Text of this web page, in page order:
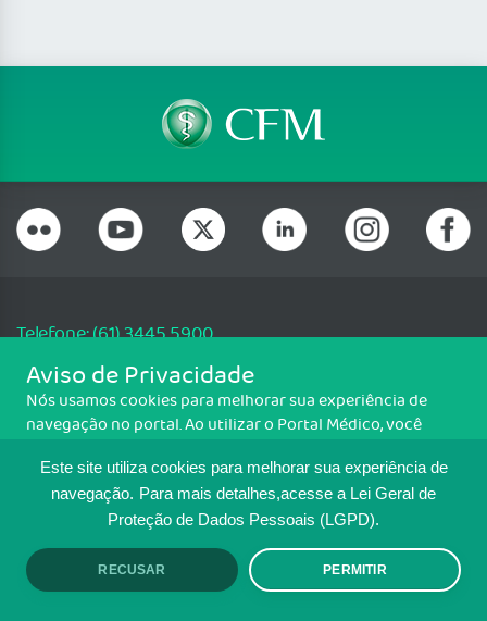
Este site utiliza cookies para melhorar sua experiência de
navegação. Para mais detalhes,acesse a Lei Geral de
Proteção de Dados Pessoais (LGPD).
RECUSAR PERMITIR
Telefone: (61) 3445 5900
Email: cfm@portalmedico.org.br
SGAS 616, Conjunto D, Lote 115, L2 Sul, Brasília/DF - CEP: 70200-760 -
CNPJ: 33.583.550/0001-30
MAPA DO SITE
TRANSPARÊNCIA E PRESTAÇÃO DE
CONTAS
Aviso de Privacidade
Nós usamos cookies para melhorar sua experiência de
navegação no portal. Ao utilizar o Portal Médico, você
Para ter mais informações sobre como isso é feito, acesse
Política de cookies. Se você concorda, clique em ACEITO.
ACEITO